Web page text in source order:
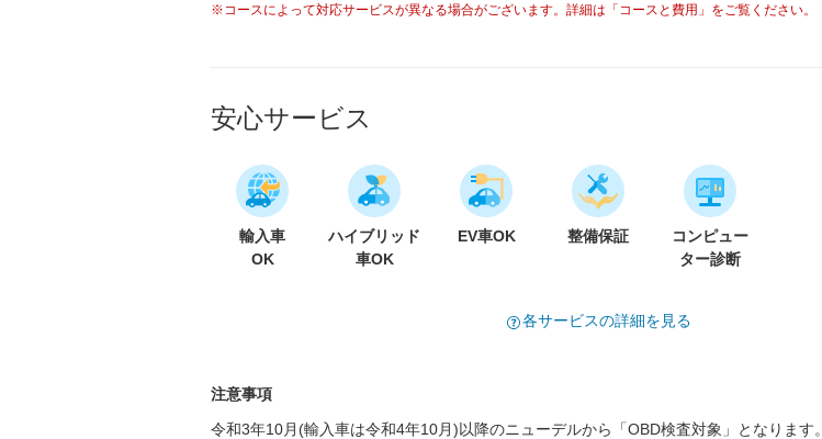
※コースによって対応サービスが異なる場合がございます。詳細は「コースと費用」をご覧ください。
安心サービス
輸入車
OK
ハイブリッド
車OK
EV車OK 整備保証
コンピュー
ター診断
各サービスの詳細を見る
注意事項
令和3年10月(輸入車は令和4年10月)以降のニューデルから「OBD検査対象」となります。